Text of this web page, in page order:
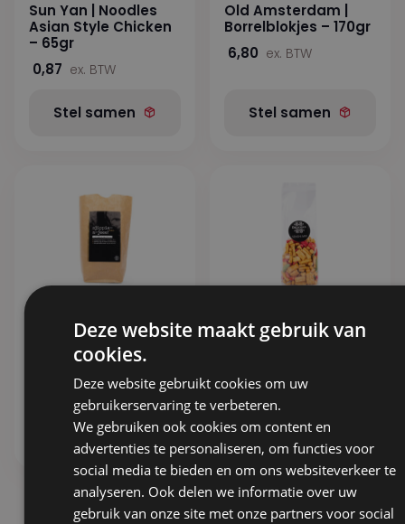
Sun Yan | Noodles
Asian Style Chicken
– 65gr
0,87 ex. BTW
Stel samen
Old Amsterdam |
Borrelblokjes – 170gr
6,80 ex. BTW
Stel samen
Sjippie- a- jeee!,
sjippiea-jooo! (kraft
verpakking)
ex. BTW
Stel samen
Senshi mix
Stel samen
Deze website maakt gebruik van
cookies.
Deze website gebruikt cookies om uw
gebruikerservaring te verbeteren.
We gebruiken ook cookies om content en
advertenties te personaliseren, om functies voor
social media te bieden en om ons websiteverkeer te
analyseren. Ook delen we informatie over uw
gebruik van onze site met onze partners voor social